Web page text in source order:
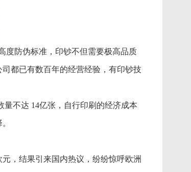
防伪标准，印钞不但需要极高品质
都已有数百年的经营经验，有印钞技
不达 14亿张，自行印刷的经济成本
，结果引来国内热议，纷纷惊呼欧洲